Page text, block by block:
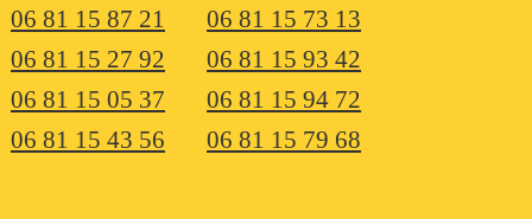
06 81 15 87 21
06 81 15 73 13
06 81 15 27 92
06 81 15 93 42
06 81 15 05 37
06 81 15 94 72
06 81 15 43 56
06 81 15 79 68